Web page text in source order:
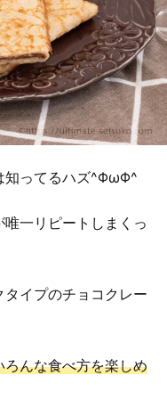
知ってるハズ^ΦωΦ^
一リピートしまくっ
イプのチョコクレー
んな食べ方を楽しめ